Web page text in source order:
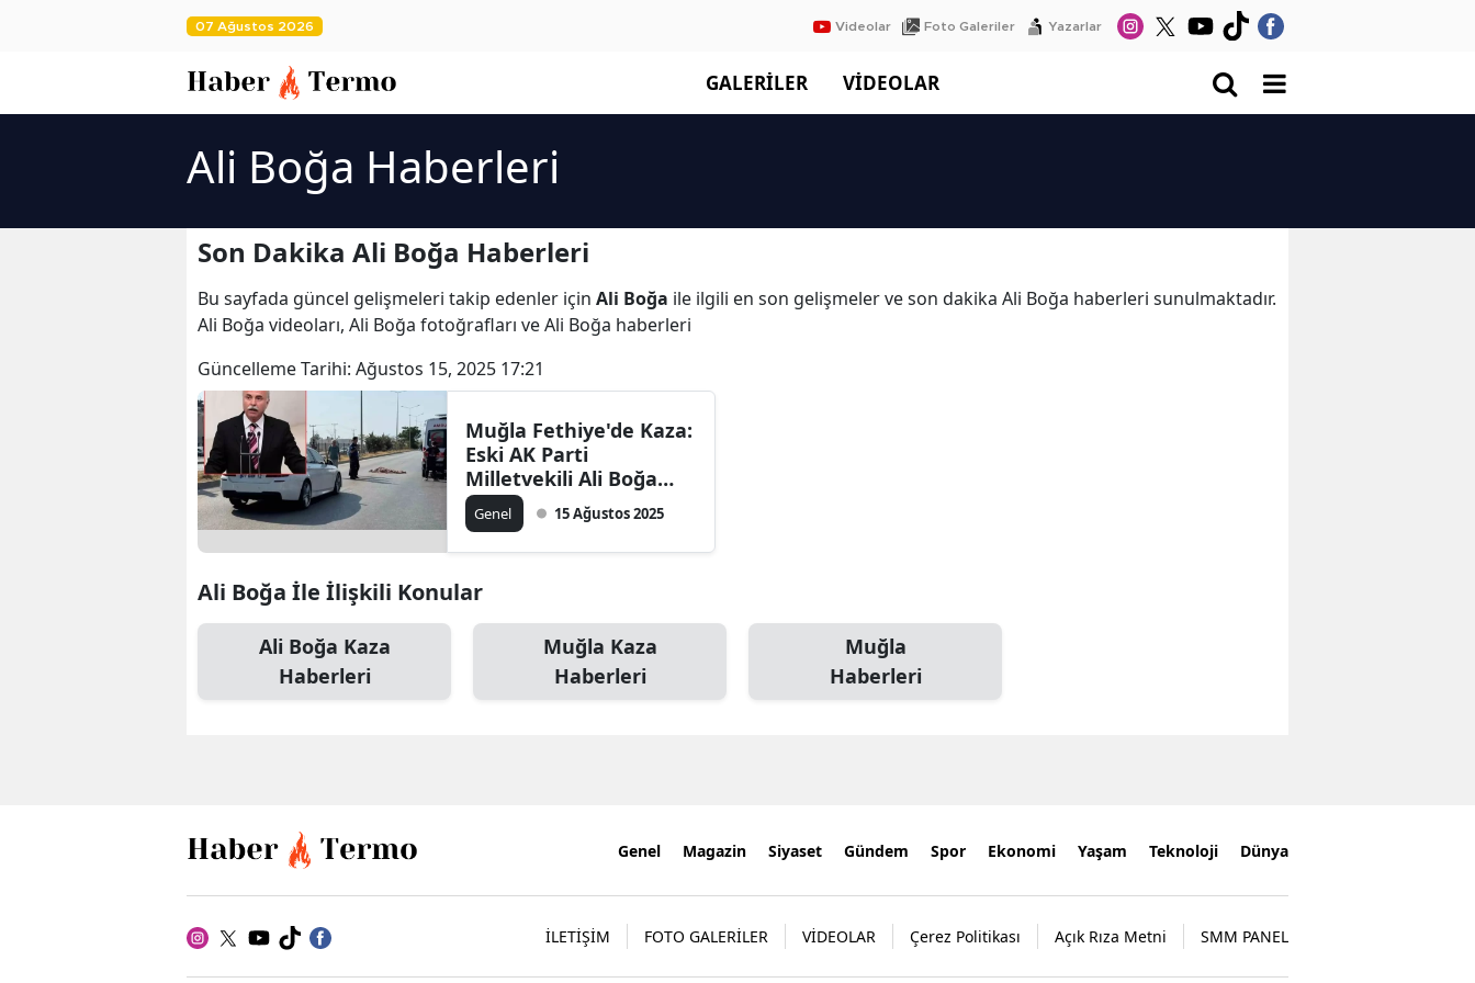
07 Ağustos 2026 Videolar Foto Galeriler Yazarlar
GALERİLER VİDEOLAR
Ali Boğa Haberleri
Son Dakika Ali Boğa Haberleri
Bu sayfada güncel gelişmeleri takip edenler için Ali Boğa ile ilgili en son gelişmeler ve son dakika Ali Boğa haberleri sunulmaktadır.
Ali Boğa videoları, Ali Boğa fotoğrafları ve Ali Boğa haberleri
Güncelleme Tarihi: Ağustos 15, 2025 17:21
Muğla Fethiye'de Kaza:
Eski AK Parti
Milletvekili Ali Boğa
Öldü!
Genel 15 Ağustos 2025
Ali Boğa İle İlişkili Konular
Ali Boğa Kaza
Haberleri
Muğla Kaza
Haberleri
Muğla
Haberleri
Genel Magazin Siyaset Gündem Spor Ekonomi Yaşam Teknoloji Dünya
İLETİŞİM FOTO GALERİLER VİDEOLAR Çerez Politikası Açık Rıza Metni SMM PANEL